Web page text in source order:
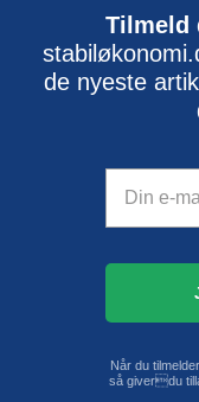
Tilmeld
de nyeste
Når du
så giverdu